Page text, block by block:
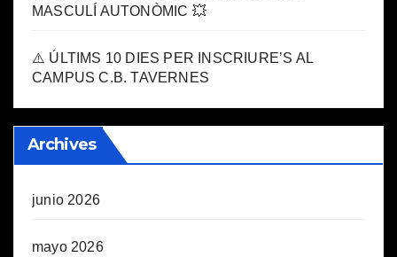
MASCULÍ AUTONÒMIC 💥
⚠️ ÚLTIMS 10 DIES PER INSCRIURE’S AL
CAMPUS C.B. TAVERNES
Archives
junio 2026
mayo 2026